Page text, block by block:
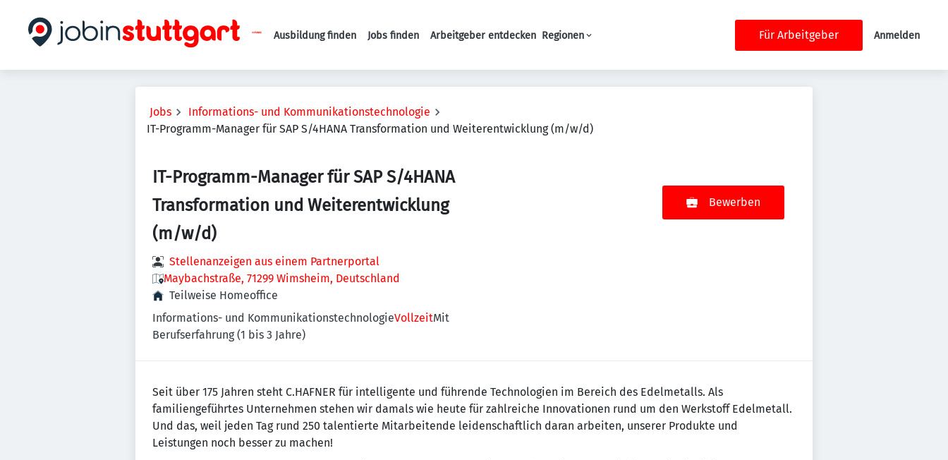
Haupt-Navigation
Ausbildung finden Jobs finden Arbeitgeber entdecken Regionen Für Arbeitgeber Anmelden
Jobs
Informations- und Kommunikationstechnologie
IT-Programm-Manager für SAP S/4HANA Transformation und Weiterentwicklung (m/w/d)
IT-Programm-Manager für SAP S/4HANA
Transformation und Weiterentwicklung
(m/w/d)
Stellenanzeigen aus einem Partnerportal
Maybachstraße, 71299 Wimsheim, Deutschland
Teilweise Homeoffice
Informations- und KommunikationstechnologieVollzeitMit
Berufserfahrung (1 bis 3 Jahre)
Bewerben
Seit über 175 Jahren steht C.HAFNER für intelligente und führende Technologien im Bereich des Edelmetalls. Als
familiengeführtes Unternehmen stehen wir damals wie heute für zahlreiche Innovationen rund um den Werkstoff Edelmetall.
Und das, weil jeden Tag rund 250 talentierte Mitarbeitende leidenschaftlich daran arbeiten, unserer Produkte und
Leistungen noch besser zu machen!